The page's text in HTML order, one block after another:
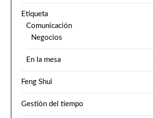
Etiqueta
Comunicación
Negocios
En la mesa
Feng Shui
Gestión del tiempo